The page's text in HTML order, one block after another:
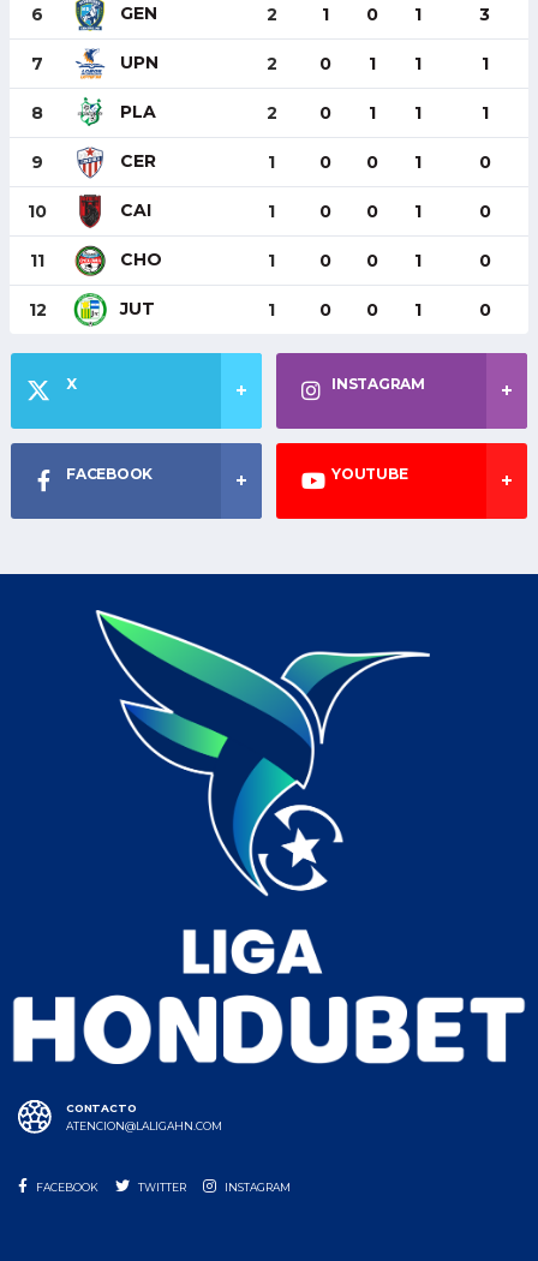
6 GEN 2 1 0 1 3
7 UPN 2 0 1 1 1
8 PLA 2 0 1 1 1
9 CER 1 0 0 1 0
10 CAI 1 0 0 1 0
11 CHO 1 0 0 1 0
12 JUT 1 0 0 1 0
X INSTAGRAM
FACEBOOK YOUTUBE
CONTACTO
ATENCION@LALIGAHN.COM
FACEBOOK TWITTER INSTAGRAM